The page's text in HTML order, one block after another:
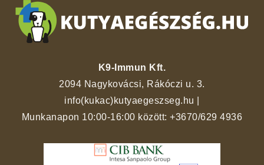
K9-Immun Kft.
2094 Nagykovácsi, Rákóczi u. 3.
info(kukac)kutyaegeszseg.hu
Munkanapon 10:00-16:00 között:+3670/629 4936